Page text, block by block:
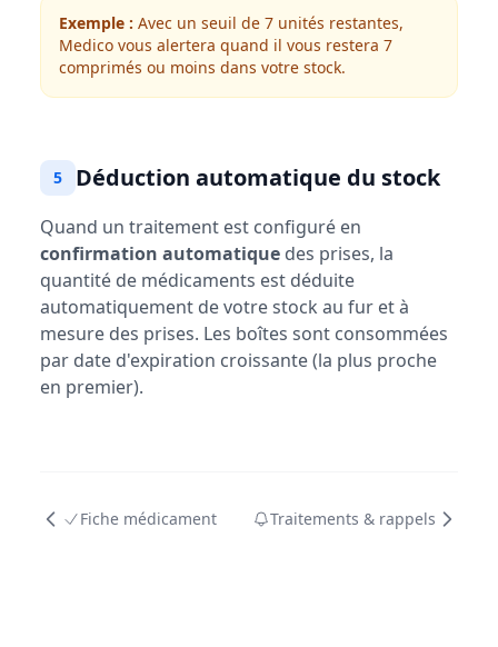
Exemple : Avec un seuil de 7 unités restantes,
Medico vous alertera quand il vous restera 7
comprimés ou moins dans votre stock.
5 Déduction automatique du stock
Quand un traitement est configuré en
confirmation automatique des prises, la
quantité de médicaments est déduite
automatiquement de votre stock au fur et à
mesure des prises. Les boîtes sont consommées
par date d'expiration croissante (la plus proche
en premier).
Fiche médicament Traitements & rappels